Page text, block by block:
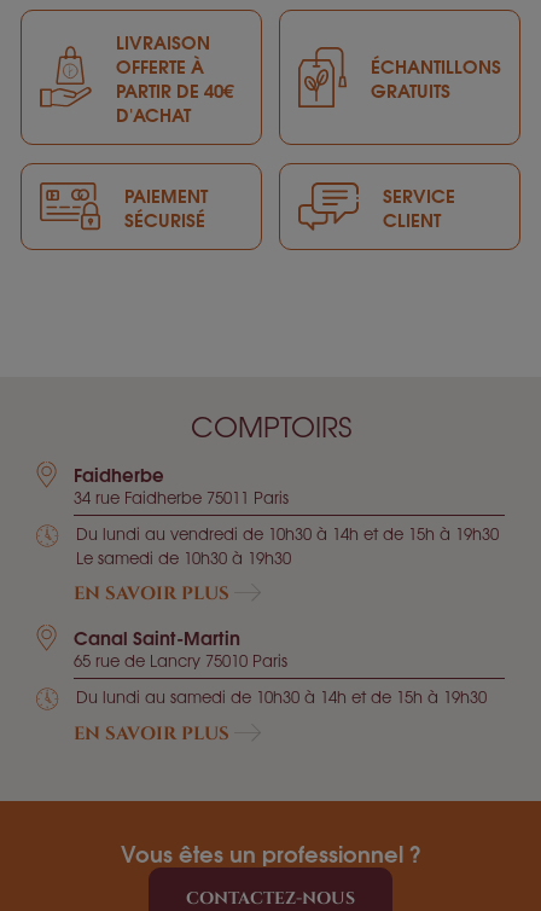
LIVRAISON
OFFERTE À
PARTIR DE 40€
D'ACHAT
ÉCHANTILLONS
GRATUITS
PAIEMENT
SÉCURISÉ
SERVICE
CLIENT
COMPTOIRS
Faidherbe
34 rue Faidherbe 75011 Paris
Du lundi au vendredi de 10h30 à 14h et de 15h à 19h30
Le samedi de 10h30 à 19h30
EN SAVOIR PLUS
Canal Saint-Martin
65 rue de Lancry 75010 Paris
Du lundi au samedi de 10h30 à 14h et de 15h à 19h30
EN SAVOIR PLUS
Vous êtes un professionnel ?
CONTACTEZ-NOUS